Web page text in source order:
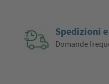
Spedizioni
Domande